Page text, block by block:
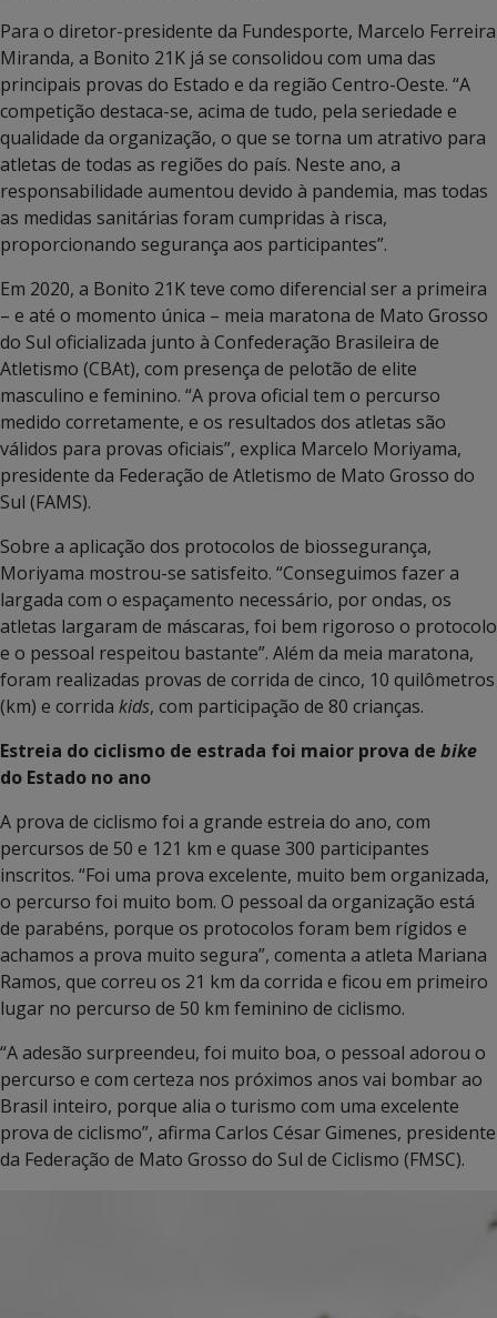
Para o diretor-presidente da Fundesporte, Marcelo Ferreira
Miranda, a Bonito 21K já se consolidou com uma das
principais provas do Estado e da região Centro-Oeste. “A
competição destaca-se, acima de tudo, pela seriedade e
qualidade da organização, o que se torna um atrativo para
atletas de todas as regiões do país. Neste ano, a
responsabilidade aumentou devido à pandemia, mas todas
as medidas sanitárias foram cumpridas à risca,
proporcionando segurança aos participantes”.
Em 2020, a Bonito 21K teve como diferencial ser a primeira
– e até o momento única – meia maratona de Mato Grosso
do Sul oficializada junto à Confederação Brasileira de
Atletismo (CBAt), com presença de pelotão de elite
masculino e feminino. “A prova oficial tem o percurso
medido corretamente, e os resultados dos atletas são
válidos para provas oficiais”, explica Marcelo Moriyama,
presidente da Federação de Atletismo de Mato Grosso do
Sul (FAMS).
Sobre a aplicação dos protocolos de biossegurança,
Moriyama mostrou-se satisfeito. “Conseguimos fazer a
largada com o espaçamento necessário, por ondas, os
atletas largaram de máscaras, foi bem rigoroso o protocolo
e o pessoal respeitou bastante”. Além da meia maratona,
foram realizadas provas de corrida de cinco, 10 quilômetros
(km) e corrida kids, com participação de 80 crianças.
Estreia do ciclismo de estrada foi maior prova de bike
do Estado no ano
A prova de ciclismo foi a grande estreia do ano, com
percursos de 50 e 121 km e quase 300 participantes
inscritos. “Foi uma prova excelente, muito bem organizada,
o percurso foi muito bom. O pessoal da organização está
de parabéns, porque os protocolos foram bem rígidos e
achamos a prova muito segura”, comenta a atleta Mariana
Ramos, que correu os 21 km da corrida e ficou em primeiro
lugar no percurso de 50 km feminino de ciclismo.
“A adesão surpreendeu, foi muito boa, o pessoal adorou o
percurso e com certeza nos próximos anos vai bombar ao
Brasil inteiro, porque alia o turismo com uma excelente
prova de ciclismo”, afirma Carlos César Gimenes, presidente
da Federação de Mato Grosso do Sul de Ciclismo (FMSC).